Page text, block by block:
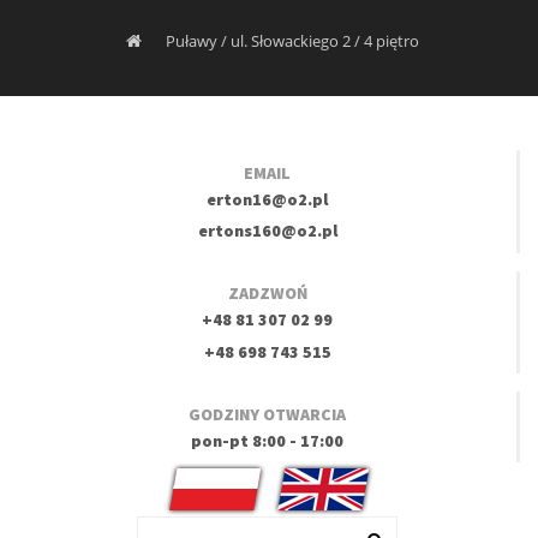
Puławy / ul. Słowackiego 2 / 4 piętro
EMAIL
erton16@o2.pl
ertons160@o2.pl
ZADZWOŃ
+48 81 307 02 99
+48 698 743 515
GODZINY OTWARCIA
pon-pt 8:00 - 17:00